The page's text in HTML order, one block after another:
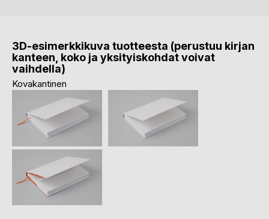
3D-esimerkkikuva tuotteesta (perustuu kirjan
kanteen, koko ja yksityiskohdat voivat
vaihdella)
Kovakantinen